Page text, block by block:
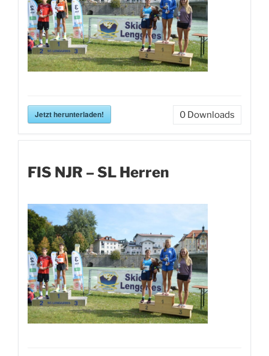
Jetzt herunterladen! 0 Downloads
FIS NJR – SL Herren